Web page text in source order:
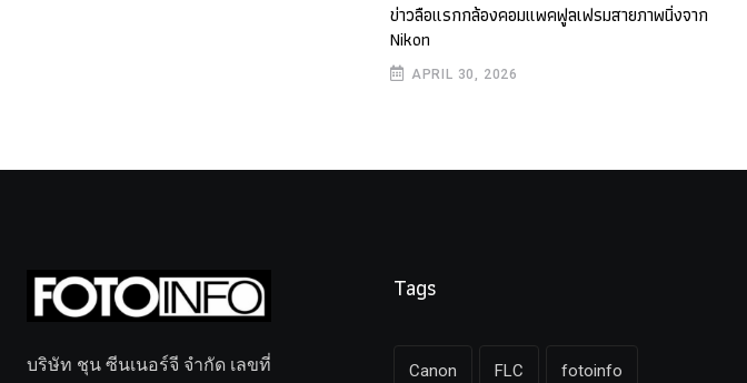
ข่าวลือแรกกล้องคอมแพคฟูลเฟรมสายภาพนิ่งจาก
Nikon
APRIL 30, 2026
บริษัท ชุน ซีนเนอร์จี จำกัด เลขที่
Tags
Canon FLC fotoinfo